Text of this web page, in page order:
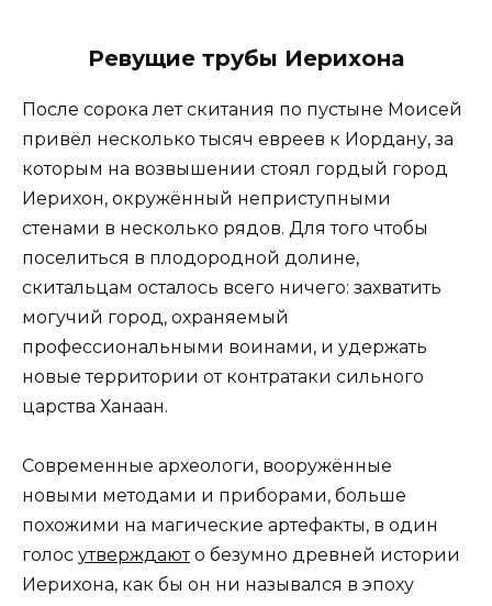
Ревущие трубы Иерихона
После сорока лет скитания по пустыне Моисей
привёл несколько тысяч евреев к Иордану, за
которым на возвышении стоял гордый город
Иерихон, окружённый неприступными
стенами в несколько рядов. Для того чтобы
поселиться в плодородной долине,
скитальцам осталось всего ничего: захватить
могучий город, охраняемый
профессиональными воинами, и удержать
новые территории от контратаки сильного
царства Ханаан.
Современные археологи, вооружённые
новыми методами и приборами, больше
похожими на магические артефакты, в один
голос утверждаюто безумно древней истории
Иерихона, как бы он ни назывался в эпоху